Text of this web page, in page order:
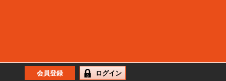
会員登録 ログイン